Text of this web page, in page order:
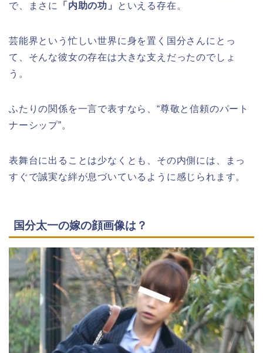
で、まさに
「内助の功」 といえる存在。
芸能界という忙しい世界に身を置く国分さんにとっ
て、そんな彼女の存在は大きな支えだったのでしょ
う。
ふたりの関係を一言で表すなら、“尊敬と信頼のパート
ナーシップ”。
表舞台に出ることは少なくとも、その内側には、まっ
すぐで誠実な絆が息づいているように感じられます。
国分太一の嫁の顔画像は？